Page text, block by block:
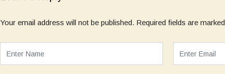
Your email address will not be published. Required fields are marked